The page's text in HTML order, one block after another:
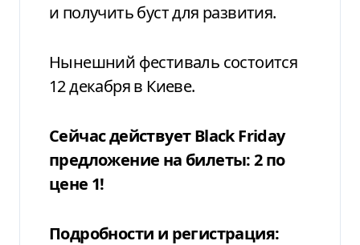
и получить буст для развития.
Нынешний фестиваль состоится
12 декабря в Киеве.
Сейчас действует Black Friday
предложение на билеты: 2 по
цене 1!
Подробности и регистрация: